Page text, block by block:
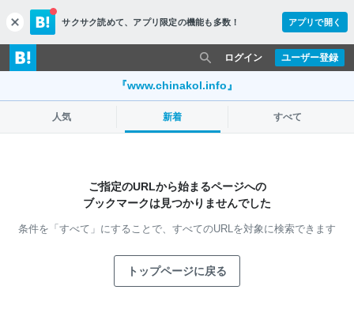
c
l
o
s
サクサク読めて、 アプリ限定の機能も多数！ アプリで開く
ユーザー登録
ログイン
『www.chinakol.info』
人気 新着 すべて
ご指定のURLから始まるページへの
ブックマークは見つかりませんでした
条件を「すべて」にすることで、 すべてのURLを対象に検索できます
トップページに戻る